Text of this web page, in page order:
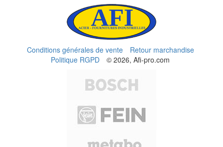
Conditions générales de vente
Retour marchandise
Politique RGPD
© 2026, Afi-pro.com